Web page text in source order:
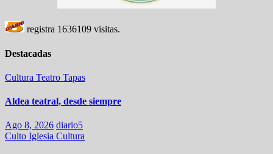
registra 1636109 visitas.
Destacadas
Cultura Teatro Tapas
Aldea teatral, desde siempre
Ago 8, 2026 diario5
Culto Iglesia Cultura